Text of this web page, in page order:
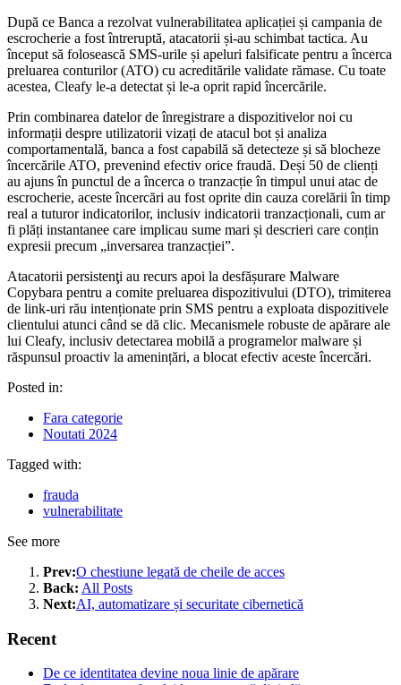
După ce Banca a rezolvat vulnerabilitatea aplicației și campania de
escrocherie a fost întreruptă, atacatorii și-au schimbat tactica. Au
început să folosească SMS-urile și apeluri falsificate pentru a încerca
preluarea conturilor (ATO) cu acreditările validate rămase. Cu toate
acestea, Cleafy le-a detectat și le-a oprit rapid încercările.
Prin combinarea datelor de înregistrare a dispozitivelor noi cu
informații despre utilizatorii vizați de atacul bot și analiza
comportamentală, banca a fost capabilă să detecteze și să blocheze
încercările ATO, prevenind efectiv orice fraudă. Deși 50 de clienți
au ajuns în punctul de a încerca o tranzacție în timpul unui atac de
escrocherie, aceste încercări au fost oprite din cauza corelării în timp
real a tuturor indicatorilor, inclusiv indicatorii tranzacționali, cum ar
fi plăți instantanee care implicau sume mari și descrieri care conțin
expresii precum „inversarea tranzacției”.
Atacatorii persistenţi au recurs apoi la desfășurare Malware
Copybara pentru a comite preluarea dispozitivului (DTO), trimiterea
de link-uri rău intenționate prin SMS pentru a exploata dispozitivele
clientului atunci când se dă clic. Mecanismele robuste de apărare ale
lui Cleafy, inclusiv detectarea mobilă a programelor malware și
răspunsul proactiv la amenințări, a blocat efectiv aceste încercări.
Posted in:
Fara categorie
Noutati 2024
Tagged with:
frauda
vulnerabilitate
See more
Prev:O chestiune legată de cheile de acces
Back: All Posts
Next:AI, automatizare și securitate cibernetică
Recent
De ce identitatea devine noua linie de apărare